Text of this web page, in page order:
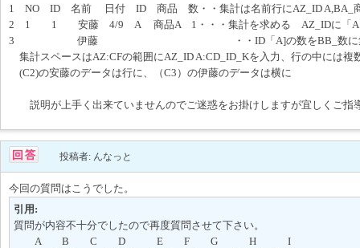
1 NO ID 名前 日付 ID 商品 数・・集計は名前行にAZ_ID A,BA_
2 1 1 安藤 4/9 A 商品A 1・・・集計を求める AZ_IDに「A」
3 伊藤 ・・ID「A]の数をBB_数に集計
集計スペースはAZ:CFの範囲にAZ_ID A:CD_ID_Kを入力、行の中には複
(C2)の安藤のデータは行に、（C3）の伊藤のデータは横に
説明が上手く出来ていませんのでご迷惑をお掛けしますが宜しくご指
投稿者: んなっと
今回の質問はこうでした。
引用:
質問が内容不十分でしたので再度質問させて下さい。
A B C D E F G H I